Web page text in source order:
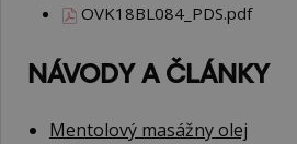
OVK18BL084_PDS.pdf
NÁVODY A ČLÁNKY
Mentolový masážny olej